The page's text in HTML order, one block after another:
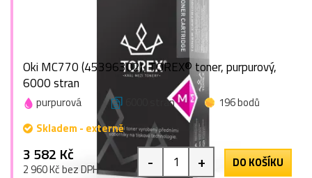
Oki MC770 (45396302), TOREX® toner, purpurový,
6000 stran
purpurová 6000 stran
196 bodů
Skladem - externě
3 582 Kč
2 960 Kč bez DPH - + DO KOŠÍKU